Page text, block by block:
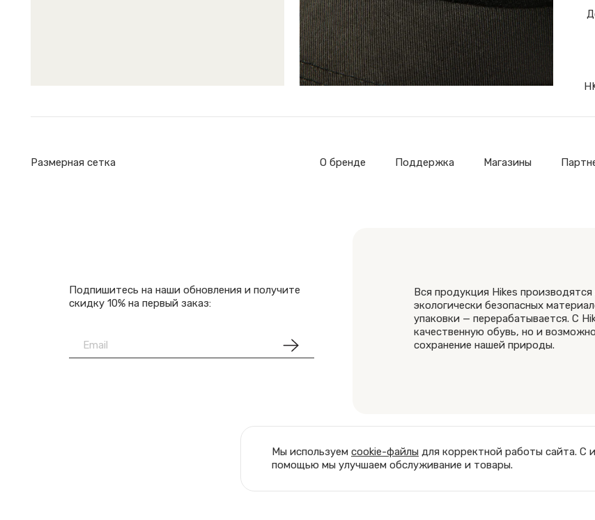
Размерная сетка О бренде Поддержка Магазины
Подпишитесь на наши обновления и получите
скидку 10% на первый заказ:
Вся продукция Hikes
экологически безопасных
упаковки — перерабатывается. С
качественную обувь, но и
сохранение нашей природы.
Мы используем cookie-файлы для корректной работы сайта. С
помощью мы улучшаем обслуживание и товары.